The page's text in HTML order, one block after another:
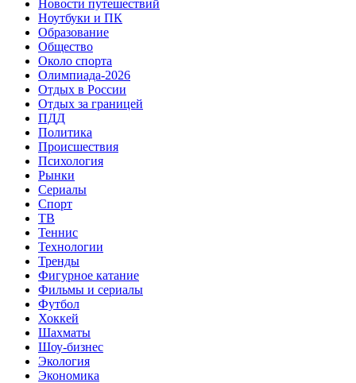
Новости путешествий
Ноутбуки и ПК
Образование
Общество
Около спорта
Олимпиада-2026
Отдых в России
Отдых за границей
ПДД
Политика
Происшествия
Психология
Рынки
Сериалы
Спорт
ТВ
Теннис
Технологии
Тренды
Фигурное катание
Фильмы и сериалы
Футбол
Хоккей
Шахматы
Шоу-бизнес
Экология
Экономика